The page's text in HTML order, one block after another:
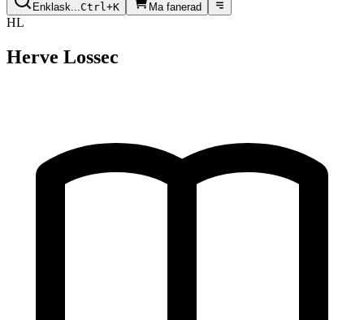
Enklask...Ctrl+K Ma fanerad
HL
Herve Lossec